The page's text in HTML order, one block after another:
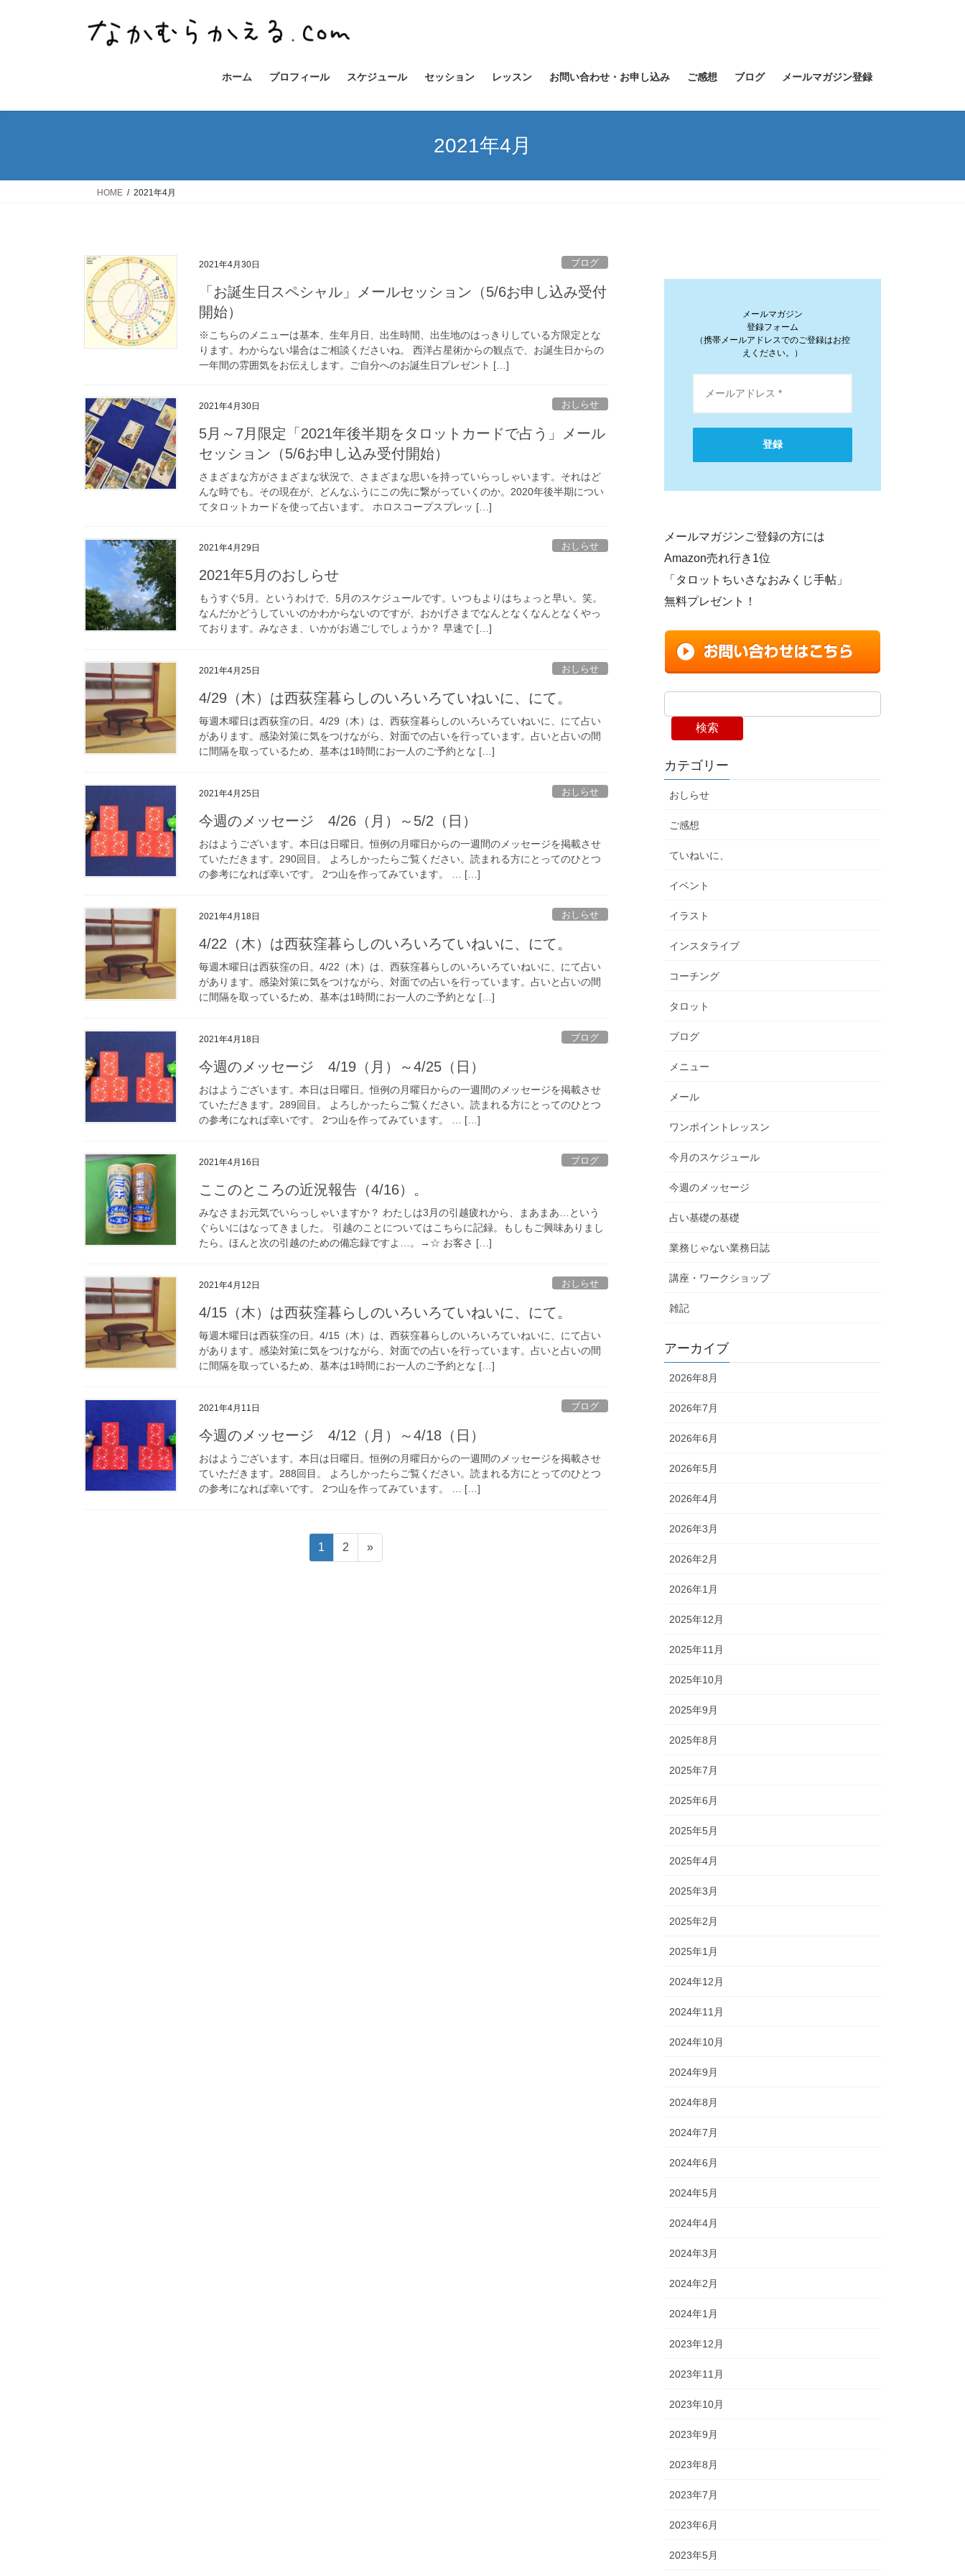
ス
ン
ホーム プロフィール スケジュール セッション レッスン お問い合わせ・お申し込み ご感想 ブログ メールマガジン登録
2021年4月
HOME 2021年4月
2021年4月30日 ブログ
「お誕生日スペシャル」メールセッション（5/6お申し込み受付
開始）
※こちらのメニューは基本、生年月日、出生時間、出生地のはっきりしている方限定とな
ります。わからない場合はご相談くださいね。 西洋占星術からの観点で、お誕生日からの
一年間の雰囲気をお伝えします。ご自分へのお誕生日プレゼント […]
2021年4月30日 おしらせ
5月～7月限定「2021年後半期をタロットカードで占う」メール
セッション（5/6お申し込み受付開始）
さまざまな方がさまざまな状況で、さまざまな思いを持っていらっしゃいます。それはど
んな時でも。その現在が、どんなふうにこの先に繋がっていくのか。2020年後半期につい
てタロットカードを使って占います。 ホロスコープスプレッ […]
2021年4月29日 おしらせ
2021年5月のおしらせ
もうすぐ5月。というわけで、5月のスケジュールです。いつもよりはちょっと早い。笑。
なんだかどうしていいのかわからないのですが、おかげさまでなんとなくなんとなくやっ
ております。みなさま、いかがお過ごしでしょうか？ 早速で […]
2021年4月25日 おしらせ
4/29（木）は西荻窪暮らしのいろいろていねいに、にて。
毎週木曜日は西荻窪の日。4/29（木）は、西荻窪暮らしのいろいろていねいに、にて占い
があります。感染対策に気をつけながら、対面での占いを行っています。占いと占いの間
に間隔を取っているため、基本は1時間にお一人のご予約とな […]
2021年4月25日 おしらせ
今週のメッセージ 4/26（月）～5/2（日）
おはようございます。本日は日曜日。恒例の月曜日からの一週間のメッセージを掲載させ
ていただきます。290回目。 よろしかったらご覧ください。読まれる方にとってのひとつ
の参考になれば幸いです。 2つ山を作ってみています。 … […]
2021年4月18日 おしらせ
4/22（木）は西荻窪暮らしのいろいろていねいに、にて。
毎週木曜日は西荻窪の日。4/22（木）は、西荻窪暮らしのいろいろていねいに、にて占い
があります。感染対策に気をつけながら、対面での占いを行っています。占いと占いの間
に間隔を取っているため、基本は1時間にお一人のご予約とな […]
2021年4月18日 ブログ
今週のメッセージ 4/19（月）～4/25（日）
おはようございます。本日は日曜日。恒例の月曜日からの一週間のメッセージを掲載させ
ていただきます。289回目。 よろしかったらご覧ください。読まれる方にとってのひとつ
の参考になれば幸いです。 2つ山を作ってみています。 … […]
2021年4月16日 ブログ
ここのところの近況報告（4/16）。
みなさまお元気でいらっしゃいますか？ わたしは3月の引越疲れから、まあまあ…という
ぐらいにはなってきました。 引越のことについてはこちらに記録。もしもご興味ありまし
たら。ほんと次の引越のための備忘録ですよ…。→☆ お客さ […]
2021年4月12日 おしらせ
4/15（木）は西荻窪暮らしのいろいろていねいに、にて。
毎週木曜日は西荻窪の日。4/15（木）は、西荻窪暮らしのいろいろていねいに、にて占い
があります。感染対策に気をつけながら、対面での占いを行っています。占いと占いの間
に間隔を取っているため、基本は1時間にお一人のご予約とな […]
2021年4月11日 ブログ
今週のメッセージ 4/12（月）～4/18（日）
おはようございます。本日は日曜日。恒例の月曜日からの一週間のメッセージを掲載させ
ていただきます。288回目。 よろしかったらご覧ください。読まれる方にとってのひとつ
の参考になれば幸いです。 2つ山を作ってみています。 … […]
固
定
1
固
定
2 »
メールマガジン
登録フォーム
（携帯メールアドレスでのご登録はお控
えください。）
登録
メールマガジンご登録の方には
Amazon売れ行き1位
「タロットちいさなおみくじ手帖」
無料プレゼント！
検索
カテゴリー
おしらせ
ご感想
ていねいに、
イベント
イラスト
インスタライブ
コーチング
タロット
ブログ
メニュー
メール
ワンポイントレッスン
今月のスケジュール
今週のメッセージ
占い基礎の基礎
業務じゃない業務日誌
講座・ワークショップ
雑記
アーカイブ
2026年8月
2026年7月
2026年6月
2026年5月
2026年4月
2026年3月
2026年2月
2026年1月
2025年12月
2025年11月
2025年10月
2025年9月
2025年8月
2025年7月
2025年6月
2025年5月
2025年4月
2025年3月
2025年2月
2025年1月
2024年12月
2024年11月
2024年10月
2024年9月
2024年8月
2024年7月
2024年6月
2024年5月
2024年4月
2024年3月
2024年2月
2024年1月
2023年12月
2023年11月
2023年10月
2023年9月
2023年8月
2023年7月
2023年6月
2023年5月